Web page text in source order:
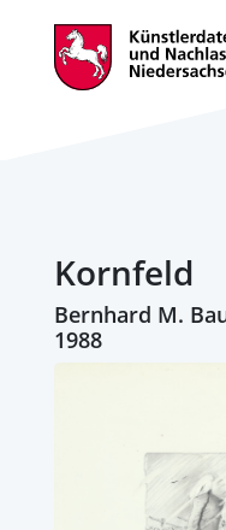
Kornfeld
Bernhard M.
1988